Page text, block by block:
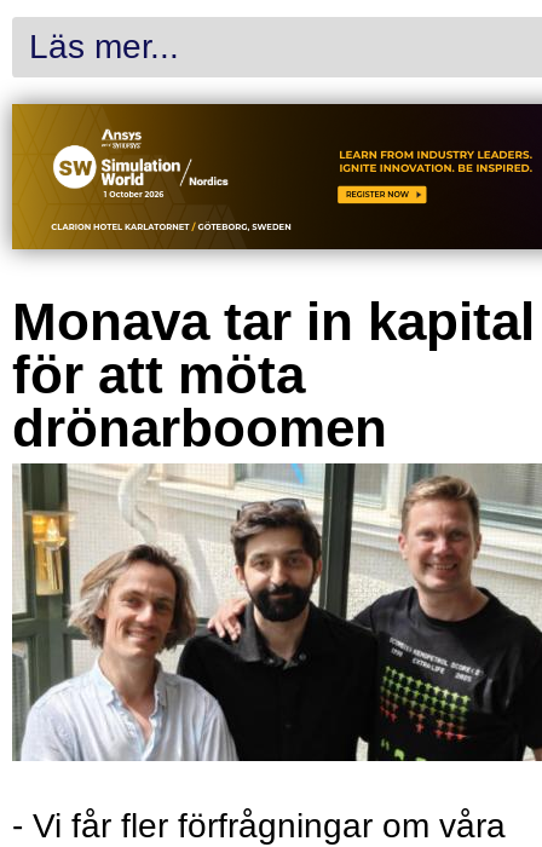
Läs mer...
Monava tar in kapital
för att möta
drönarboomen
- Vi får fler förfrågningar om våra